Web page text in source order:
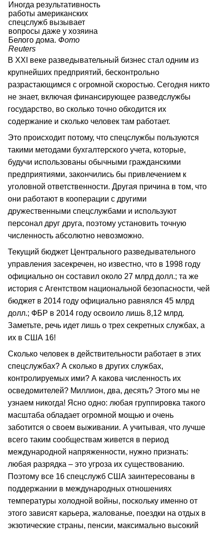
Иногда результативность
работы американских
спецслужб вызывает
вопросы даже у хозяина
Белого дома. Фото
Reuters
В ХХI веке разведывательный бизнес стал одним из
крупнейших предприятий, бесконтрольно
разрастающимся с огромной скоростью. Сегодня никто
не знает, включая финансирующее разведслужбы
государство, во сколько точно обходится их
содержание и сколько человек там работает.
Это происходит потому, что спецслужбы пользуются
такими методами бухгалтерского учета, которые,
будучи использованы обычными гражданскими
предприятиями, закончились бы привлечением к
уголовной ответственности. Другая причина в том, что
они работают в кооперации с другими
дружественными спецслужбами и используют
персонал друг друга, поэтому установить точную
численность абсолютно невозможно.
Текущий бюджет Центрального разведывательного
управления засекречен, но известно, что в 1998 году
официально он составил около 27 млрд долл.; та же
история с Агентством национальной безопасности, чей
бюджет в 2014 году официально равнялся 45 млрд
долл.; ФБР в 2014 году освоило лишь 8,12 млрд.
Заметьте, речь идет лишь о трех секретных службах, а
их в США 16!
Сколько человек в действительности работает в этих
спецслужбах? А сколько в других службах,
контролируемых ими? А какова численность их
осведомителей? Миллион, два, десять? Этого мы не
узнаем никогда! Ясно одно: любая группировка такого
масштаба обладает огромной мощью и очень
заботится о своем выживании. А учитывая, что лучше
всего таким сообществам живется в период
международной напряженности, нужно признать:
любая разрядка – это угроза их существованию.
Поэтому все 16 спецслужб США заинтересованы в
поддержании в международных отношениях
температуры холодной войны, поскольку именно от
этого зависят карьера, жалованье, поездки на отдых в
экзотические страны, пенсии, максимально высокий